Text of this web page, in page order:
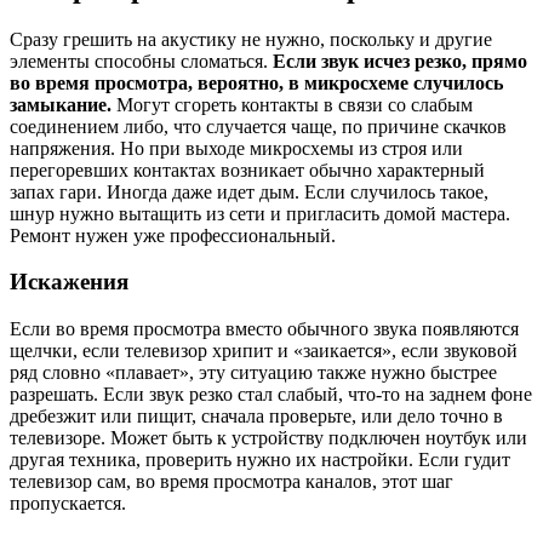
Сразу грешить на акустику не нужно, поскольку и другие
элементы способны сломаться. Если звук исчез резко, прямо
во время просмотра, вероятно, в микросхеме случилось
замыкание. Могут сгореть контакты в связи со слабым
соединением либо, что случается чаще, по причине скачков
напряжения. Но при выходе микросхемы из строя или
перегоревших контактах возникает обычно характерный
запах гари. Иногда даже идет дым. Если случилось такое,
шнур нужно вытащить из сети и пригласить домой мастера.
Ремонт нужен уже профессиональный.
Искажения
Если во время просмотра вместо обычного звука появляются
щелчки, если телевизор хрипит и «заикается», если звуковой
ряд словно «плавает», эту ситуацию также нужно быстрее
разрешать. Если звук резко стал слабый, что-то на заднем фоне
дребезжит или пищит, сначала проверьте, или дело точно в
телевизоре. Может быть к устройству подключен ноутбук или
другая техника, проверить нужно их настройки. Если гудит
телевизор сам, во время просмотра каналов, этот шаг
пропускается.